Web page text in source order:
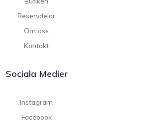
Reservdelar
Om oss
Kontakt
Sociala Medier
Instagram
Facebook